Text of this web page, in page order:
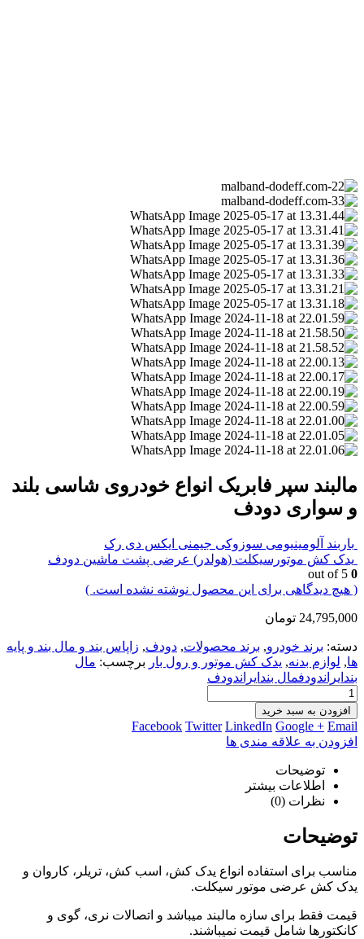
مالبند سپر فابریک انواع خودروی شاسی بلند
و سواری دودف
باربند آلومینیومی سوزوکی جیمنی ایکس دی رک
یدک کش موتورسیکلت (هولدر) عرضی پشت ماشین دودف
0
( هیچ دیدگاهی برای این محصول نوشته نشده است. )
24,795,000 تومان
دسته: برند خودرو, برند محصولات, دودف, زاپاس بند و مال بند و پایه
ها, لوازم بدنه, یدک کش موتور و رول بار برچسب: مال
بندایراندودفمال بندایراندودف
افزودن به سبد خرید
Facebook Twitter LinkedIn Google + Email
افزودن به علاقه مندی ها
توضیحات
اطلاعات بیشتر
نظرات (0)
توضیحات
مناسب برای استفاده انواع یدک کش، اسب کش، تریلر، کاروان و
یدک کش عرضی موتور سیکلت.
قیمت فقط برای سازه مالبند میباشد و اتصالات نری، گوی و
کانکتورها شامل قیمت نمیباشند.